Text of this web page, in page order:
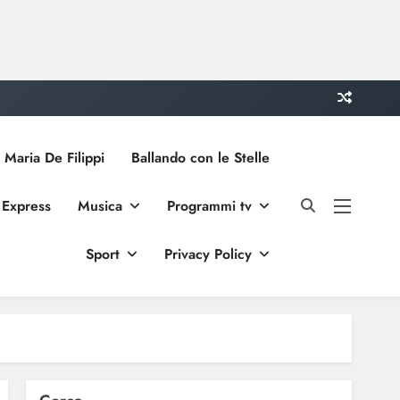
De Filippi Ballando con le Stelle
Musica Programmi tv
Sport Privacy Policy